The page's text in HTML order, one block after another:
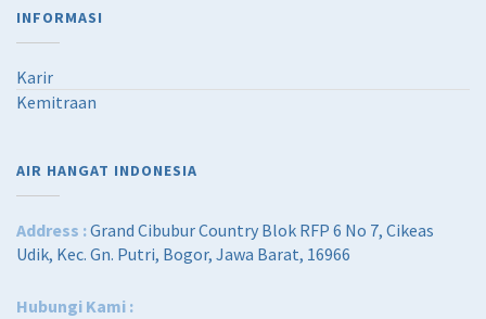
INFORMASI
Karir
Kemitraan
AIR HANGAT INDONESIA
Address :Grand Cibubur Country Blok RFP 6 No 7, Cikeas
Udik, Kec. Gn. Putri, Bogor, Jawa Barat, 16966
Hubungi Kami :